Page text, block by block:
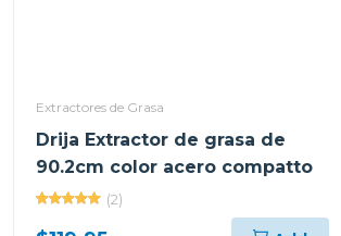
Extractores de Grasa
Drija Extractor de grasa de
90.2cm color acero compatto
(2)